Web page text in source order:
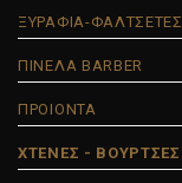
ΞΥΡΑΦΙΑ-ΦΑΛΤΣΕΤΕΣ
ΠΙΝΕΛΑ BARBER
ΠΡΟΙΟΝΤΑ
ΧΤΕΝΕΣ - ΒΟΥΡΤΣΕΣ